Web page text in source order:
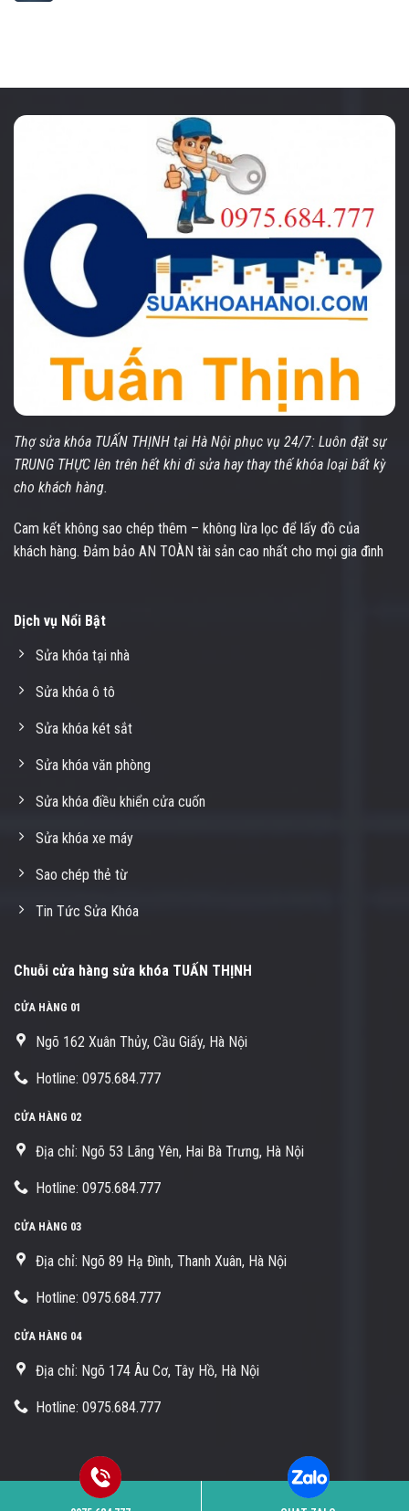
Thợ sửa khóa TUẤN THỊNH tại Hà Nội phục vụ 24/7: Luôn đặt sự
TRUNG THỰC lên trên hết khi đi sửa hay thay thế khóa loại bất kỳ
cho khách hàng.
Cam kết không sao chép thêm – không lừa lọc để lấy đồ của
khách hàng. Đảm bảo AN TOÀN tài sản cao nhất cho mọi gia đình
Dịch vụ Nổi Bật
Sửa khóa tại nhà
Sửa khóa ô tô
Sửa khóa két sắt
Sửa khóa văn phòng
Sửa khóa điều khiển cửa cuốn
Sửa khóa xe máy
Sao chép thẻ từ
Tin Tức Sửa Khóa
Chuỗi cửa hàng sửa khóa TUẤN THỊNH
CỬA HÀNG 01
Ngõ 162 Xuân Thủy, Cầu Giấy, Hà Nội
Hotline: 0975.684.777
CỬA HÀNG 02
Địa chỉ: Ngõ 53 Lãng Yên, Hai Bà Trưng, Hà Nội
Hotline: 0975.684.777
CỬA HÀNG 03
Địa chỉ: Ngõ 89 Hạ Đình, Thanh Xuân, Hà Nội
Hotline: 0975.684.777
CỬA HÀNG 04
Địa chỉ: Ngõ 174 Âu Cơ, Tây Hồ, Hà Nội
Hotline: 0975.684.777
Copyright 2026 © Sửa khóa Tuấn Thịnh